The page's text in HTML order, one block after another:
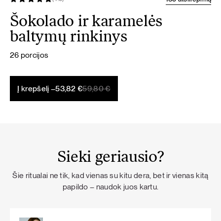
Šokolado ir karamelės
baltymų rinkinys
26 porcijos
Į krepšelį – 59,80€
Original
price
53,82€
Current
price
Sieki geriausio?
Šie ritualai ne tik, kad vienas su kitu dera, bet ir vienas kitą
papildo – naudok juos kartu.